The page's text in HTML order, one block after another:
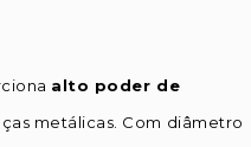
alto poder de
metálicas. Com diâmetro